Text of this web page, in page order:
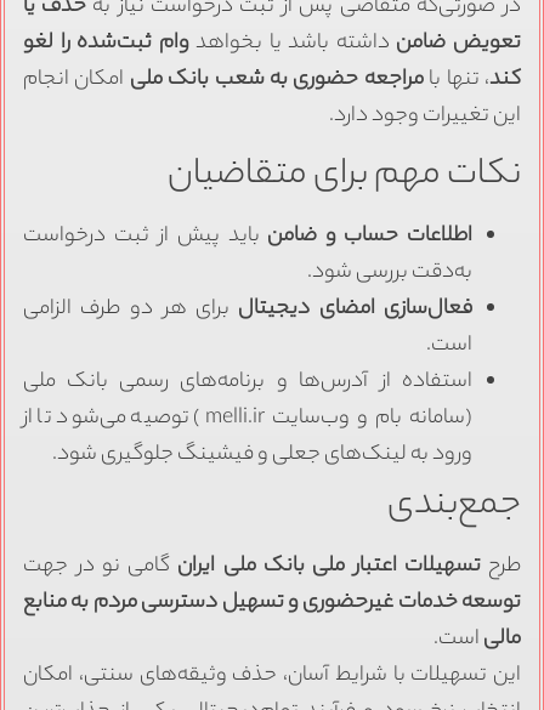
در صورتی‌که متقاضی پس از ثبت درخواست نیاز به حذف یا
تعویض ضامنداشته باشد یا بخواهدوام ثبت‌شده را لغو
کند، تنها بامراجعه حضوری به شعب بانک ملیامکان انجام
این تغییرات وجود دارد.
نکات مهم برای متقاضیان
اطلاعات حساب و ضامنباید پیش از ثبت درخواست
به‌دقت بررسی شود.
فعال‌سازی امضای دیجیتالبرای هر دو طرف الزامی
است.
استفاده از آدرس‌ها و برنامه‌های رسمی بانک ملی
(سامانه بام و وب‌سایت melli.ir) توصیه می‌شود تا از
ورود به لینک‌های جعلی و فیشینگ جلوگیری شود.
جمع‌بندی
طرح تسهیلات اعتبار ملی بانک ملی ایرانگامی نو در جهت
توسعه خدمات غیرحضوری و تسهیل دسترسی مردم به منابع
مالیاست.
این تسهیلات با شرایط آسان، حذف وثیقه‌های سنتی، امکان